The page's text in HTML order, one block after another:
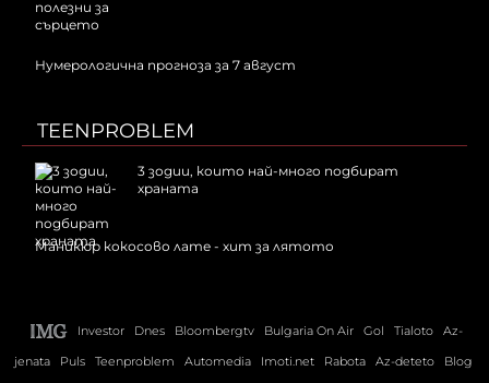
Нумерологична прогноза за 7 август
TEENPROBLEM
3 зодии, които най-много подбират
храната
Маникюр кокосово лате - хит за лятото
Investor Dnes Bloombergtv Bulgaria On Air Gol Tialoto
Az-
jenata
Puls Teenproblem Automedia Imoti.net Rabota Az-deteto
Blog